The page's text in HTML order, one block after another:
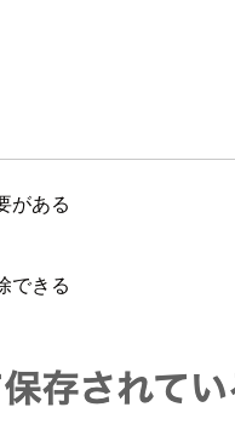
がある
できる